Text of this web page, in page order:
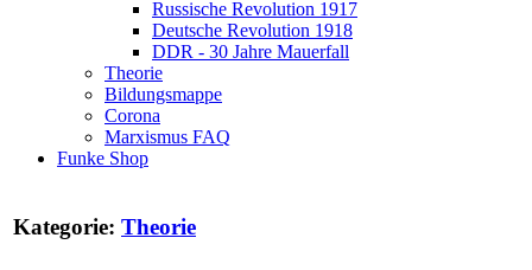
Russische Revolution 1917
Deutsche Revolution 1918
DDR - 30 Jahre Mauerfall
Theorie
Bildungsmappe
Corona
Marxismus FAQ
Funke Shop
Kategorie: Theorie